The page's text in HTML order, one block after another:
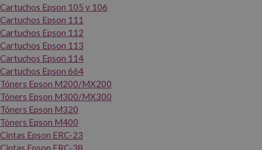
Cartuchos Epson 105 y 106
Cartuchos Epson 111
Cartuchos Epson 112
Cartuchos Epson 113
Cartuchos Epson 114
Cartuchos Epson 664
Tóners Epson M200/MX200
Tóners Epson M300/MX300
Tóners Epson M320
Tóners Epson M400
Cintas Epson ERC-23
Cintas Epson ERC-38